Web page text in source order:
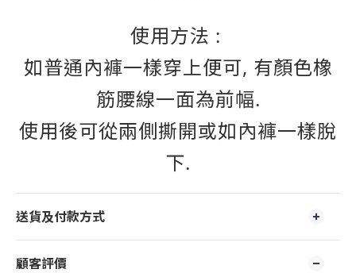
使用方法 :
如普通內褲一樣穿上便可, 有顏色橡
筋腰線一面為前幅.
使用後可從兩側撕開或如內褲一樣脫
下.
送貨及付款方式
顧客評價